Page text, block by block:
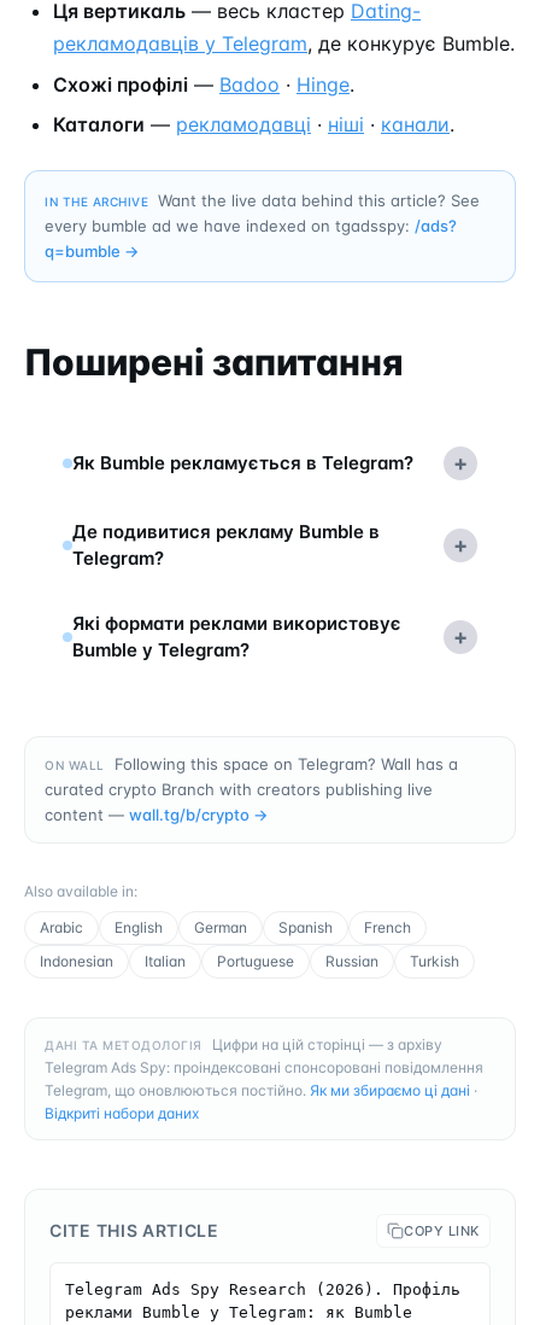
Ця вертикаль — весь кластер Dating-
рекламодавців у Telegram, де конкурує Bumble.
Схожі профілі — Badoo · Hinge.
Каталоги — рекламодавці · ніші · канали.
IN THE ARCHIVE
Want the live data behind this article? See
every bumble ad we have indexed on tgadsspy: /ads?
q=bumble →
Поширені запитання
Як Bumble рекламується в Telegram? +
Де подивитися рекламу Bumble в
Telegram?
+
Які формати реклами використовує
Bumble у Telegram?
+
ON WALL
Following this space on Telegram? Wall has a
curated crypto Branch with creators publishing live
content — wall.tg/b/crypto →
Also available in:
Arabic
English German Spanish
French
Indonesian
Italian Portuguese Russian Turkish
ДАНІ ТА МЕТОДОЛОГІЯ
Цифри на цій сторінці — з архіву
Telegram Ads Spy: проіндексовані спонсоровані повідомлення
Telegram, що оновлюються постійно. Як ми збираємо ці дані ·
Відкриті набори даних
CITE THIS ARTICLE COPY LINK
Telegram Ads Spy Research (2026). Профіль
реклами Bumble у Telegram: як Bumble